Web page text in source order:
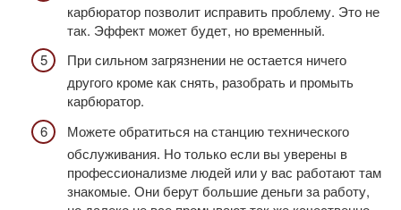
карбюратор позволит исправить проблему. Это не
так. Эффект может будет, но временный.
При сильном загрязнении не остается ничего
другого кроме как снять, разобрать и промыть
карбюратор.
Можете обратиться на станцию технического
обслуживания. Но только если вы уверены в
профессионализме людей или у вас работают там
знакомые. Они берут большие деньги за работу,